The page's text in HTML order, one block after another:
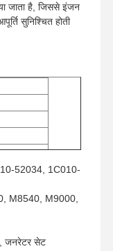
जाता है, जिससे इंजन
सुनिश्चित होती
फेडएक्स
52034, 1C010-
M8540, M9000,
जनरेटर सेट